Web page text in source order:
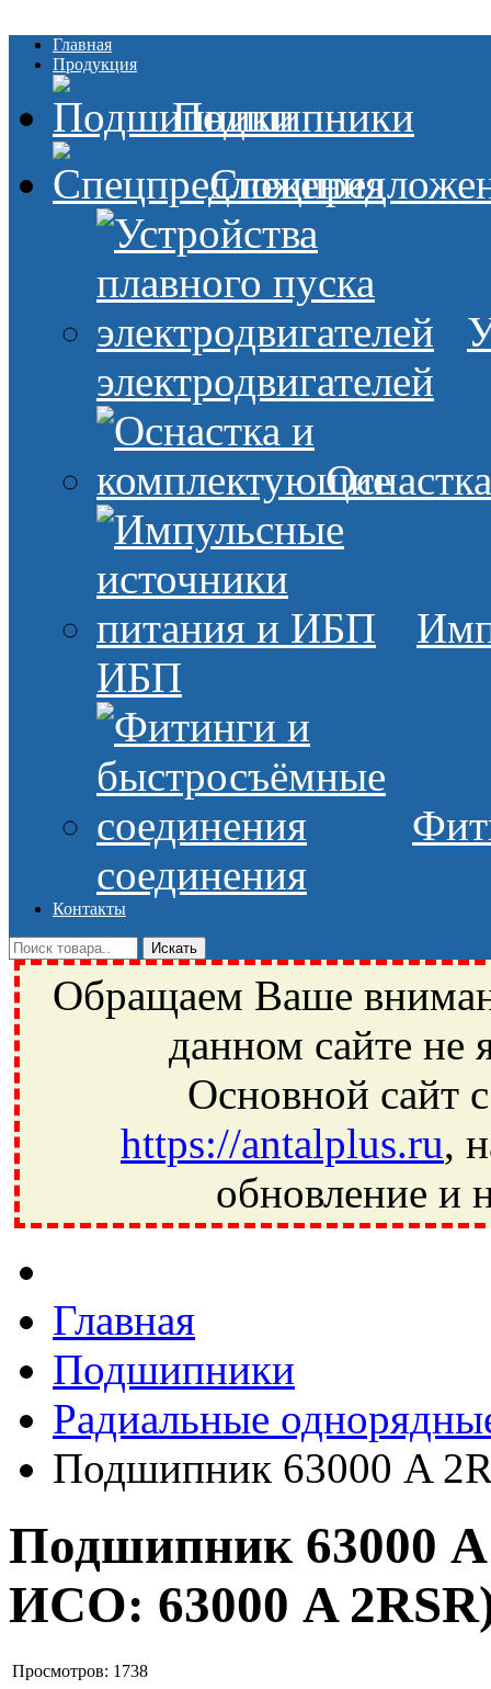
Главная
Продукция
Подшипники
электродвигателей
ИБП
соединения
Контакты
Обращаем Ваше
данном сайте не
Основной сайт
https://antalplus.ru,
обновление и
Ивантеевка, подшипники, пневматика, метизы, техника,
Главная
Подшипники
Радиальные
Подшипник 63000 A
Подшипник 63000
ИСО: 63000 A 2RSR
Просмотров: 1738